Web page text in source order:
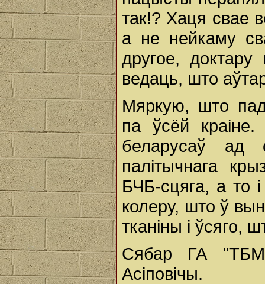
так!? Хаця свае
а не нейкаму
другое, доктару
ведаць, што
Мяркую, што
па ўсёй краіне.
беларусаў ад
палітычнага
БЧБ-сцяга, а то
колеру, што ў
тканіны і ўсяго,
Сябар ГА
Асіповічы.